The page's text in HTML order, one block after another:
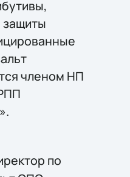
членом НП
по